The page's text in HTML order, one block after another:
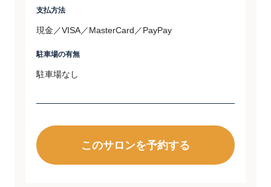
支払方法
現金／VISA／MasterCard／PayPay
駐車場の有無
駐車場なし
このサロンを予約する